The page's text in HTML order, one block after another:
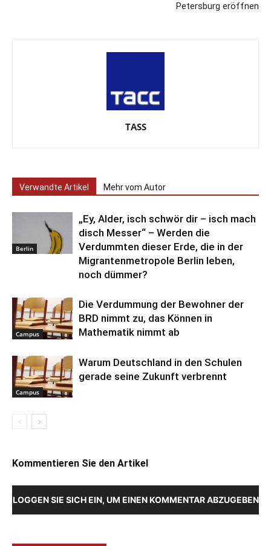
Petersburg eröffnen
TASS
Verwandte Artikel Mehr vom Autor
Berlin
„Ey, Alder, isch schwör dir – isch mach
disch Messer“ – Werden die
Verdummten dieser Erde, die in der
Migrantenmetropole Berlin leben,
noch dümmer?
Campus
Die Verdummung der Bewohner der
BRD nimmt zu, das Können in
Mathematik nimmt ab
Campus
Warum Deutschland in den Schulen
gerade seine Zukunft verbrennt
Kommentieren Sie den Artikel
LOGGEN SIE SICH EIN, UM EINEN KOMMENTAR ABZUGEBEN